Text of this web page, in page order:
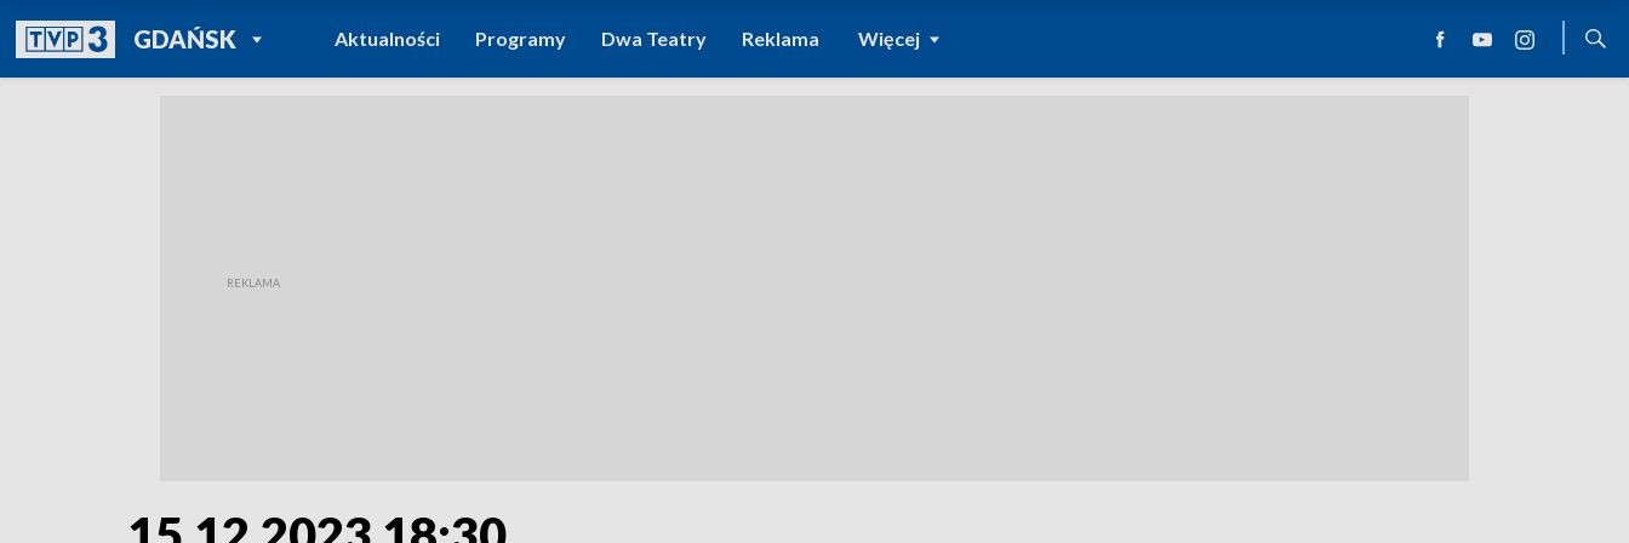
GDAŃSKPOWRÓT DO
TVP REGIONY
Aktualności Programy Dwa Teatry Reklama Więcej